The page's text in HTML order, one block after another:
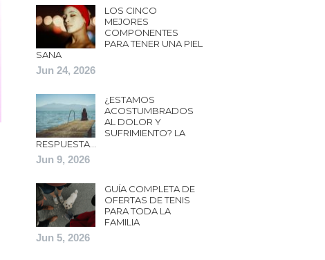
LOS CINCO
MEJORES
COMPONENTES
PARA TENER UNA PIEL
SANA
Jun 24, 2026
¿ESTAMOS
ACOSTUMBRADOS
AL DOLOR Y
SUFRIMIENTO? LA
RESPUESTA…
Jun 9, 2026
GUÍA COMPLETA DE
OFERTAS DE TENIS
PARA TODA LA
FAMILIA
Jun 5, 2026